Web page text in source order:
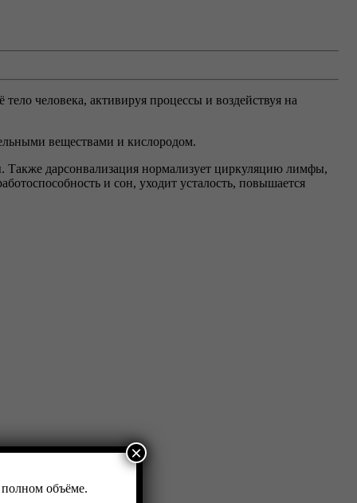
человека, активируя процессы и воздействуя на
веществами и кислородом.
дарсонвализация нормализует циркуляцию лимфы,
и сон, уходит усталость, повышается
объёме.
×